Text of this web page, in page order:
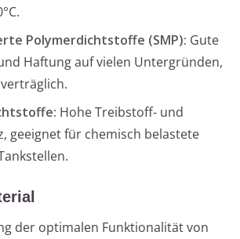
Polymerdichtstoffe (SMP): Gute
Haftung auf vielen Untergründen,
Hohe Treibstoff- und
geeignet für chemisch belastete
der optimalen Funktionalität von